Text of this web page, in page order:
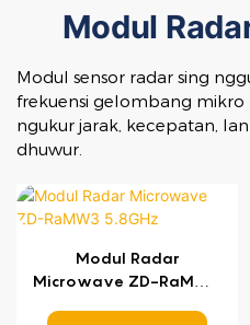
Modul
Modul sensor radar sing
frekuensi gelombang
ngukur jarak, kecepatan,
dhuwur.
Modul Radar
Microwave ZD-RaMW3